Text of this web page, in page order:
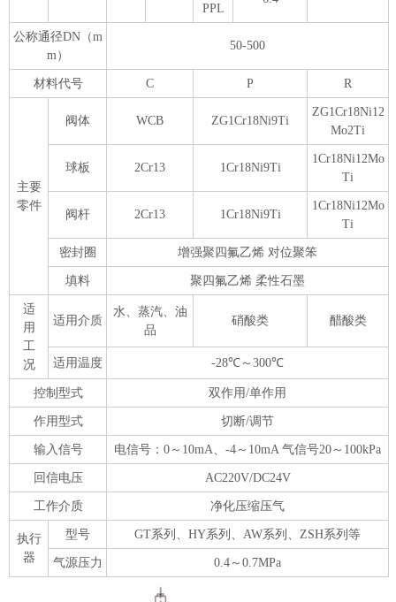
PPL
公称通径DN（m
m）
50-500
材料代号 C P R
主要
零件
阀体 WCB ZG1Cr18Ni9Ti
ZG1Cr18Ni12
Mo2Ti
球板 2Cr13 1Cr18Ni9Ti
1Cr18Ni12Mo
Ti
阀杆 2Cr13 1Cr18Ni9Ti
1Cr18Ni12Mo
Ti
密封圈 增强聚四氟乙烯 对位聚笨
填料 聚四氟乙烯 柔性石墨
适
用
工
况
适用介质
水、蒸汽、油
品
硝酸类 醋酸类
适用温度 -28℃～300℃
控制型式 双作用/单作用
作用型式 切断/调节
输入信号 电信号：0～10mA、-4～10mA 气信号20～100kPa
回信电压 AC220V/DC24V
工作介质 净化压缩压气
执行
器
型号 GT系列、HY系列、AW系列、ZSH系列等
气源压力 0.4～0.7MPa